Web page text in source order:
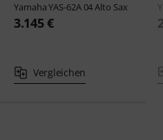
YamahaYAS-62A 04 Alto Sax
3.145 €
Vergleichen